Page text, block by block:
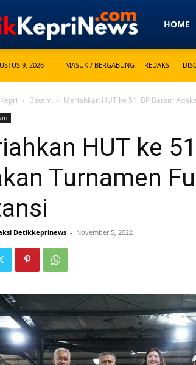
HOME
9, 2026 MASUK / BERGABUNG REDAKSI
Kepri Batam Meriahkan HUT ke 51, BP Batam
HUT ke
Turnamen
Detikkeprinews - November 5, 2022